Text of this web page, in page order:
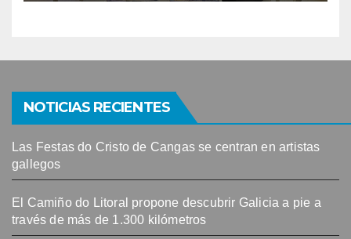
NOTICIAS RECIENTES
Las Festas do Cristo de Cangas se centran en artistas
gallegos
El Camiño do Litoral propone descubrir Galicia a pie a
través de más de 1.300 kilómetros